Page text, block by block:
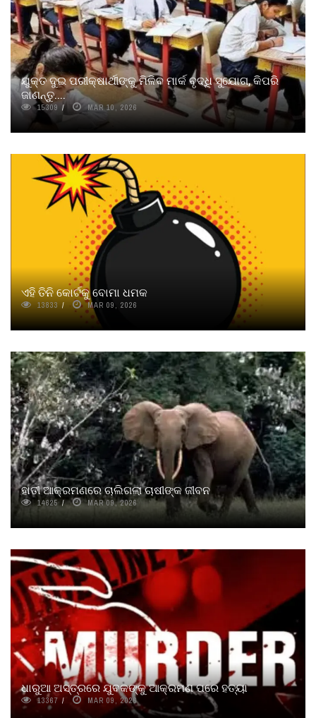
ଯୁକ୍ତ ଦୁଇ ପରୀକ୍ଷାର୍ଥୀଙ୍କୁ ମିଳିବ ମାର୍କ ବୃଦ୍ଧି ସୁଯୋଗ, କିପରି
ଜାଣନ୍ତୁ....
15309 MAR 10, 2026
ଏହି ତିନି କୋର୍ଟକୁ ବୋମା ଧମକ
13833 MAR 09, 2026
ହାତୀ ଆକ୍ରମଣରେ ଚାଲିଗଲା ଚାଷୀଙ୍କ ଜୀବନ
14625 MAR 09, 2026
ଧାରୁଆ ଅସ୍ତ୍ରରେ ଯୁବକଙ୍କୁ ଆକ୍ରମଣ ପରେ ହତ୍ୟା
13367 MAR 09, 2026